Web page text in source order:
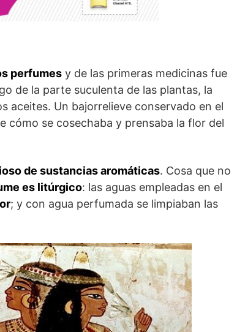
perfumes y de las primeras medicinas fue
de la parte suculenta de las plantas, la
aceites. Un bajorrelieve conservado en el
cómo se cosechaba y prensaba la flor del
de sustancias aromáticas. Cosa que no
es litúrgico: las aguas empleadas en el
; y con agua perfumada se limpiaban las